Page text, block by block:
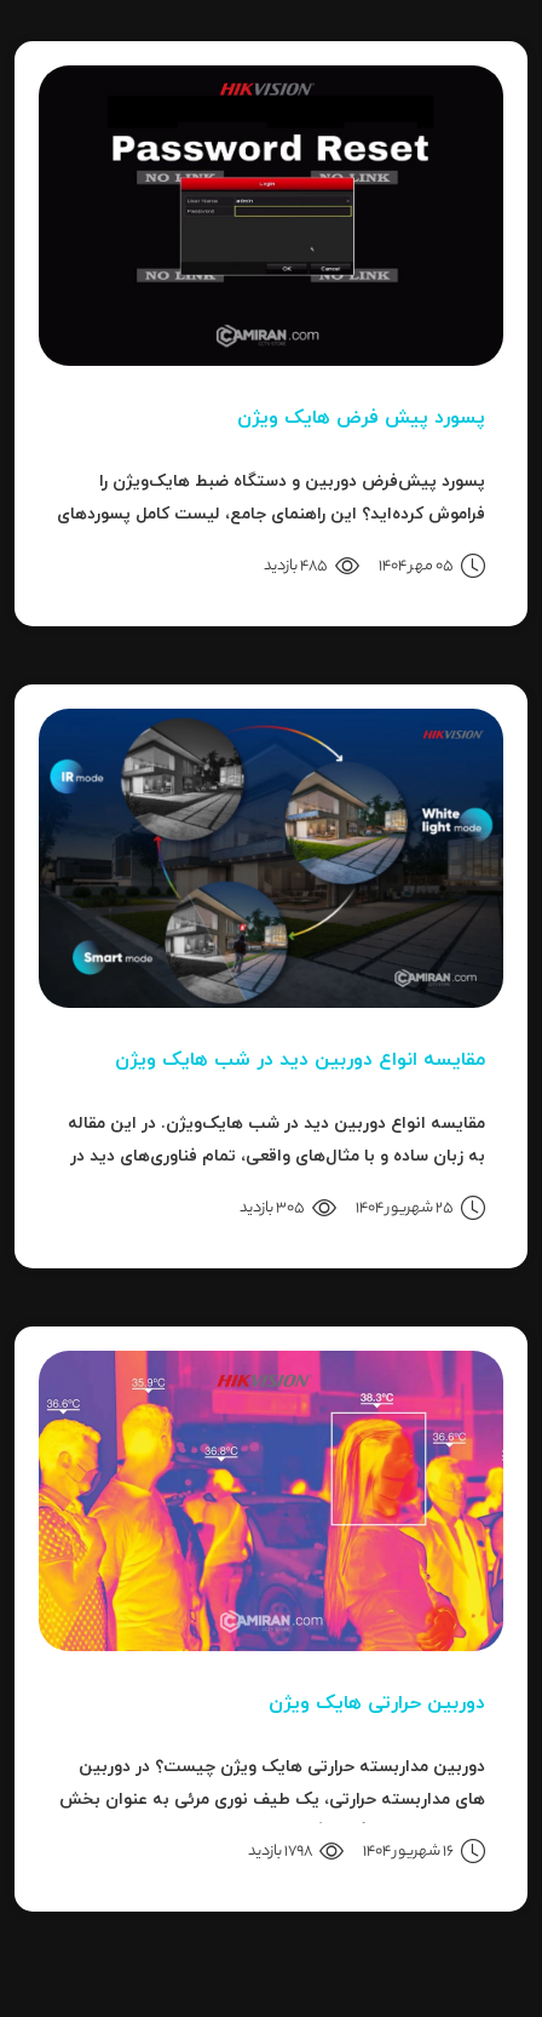
پسورد پیش فرض هایک ویژن
پسورد پیش‌فرض دوربین و دستگاه ضبط هایک‌ویژن را
فراموش کرده‌اید؟ این راهنمای جامع، لیست کامل پسوردهای
"Invalid Password" را آموزش می‌دهد.
05 مهر 1404 485 بازدید
مقایسه انواع دوربین دید در شب هایک‌ ویژن
مقایسه انواع دوربین دید در شب هایک‌ویژن. در این مقاله
به زبان ساده و با مثال‌های واقعی، تمام فناوری‌های دید در
25 شهریور 1404 305 بازدید
دوربین حرارتی هایک ویژن
دوربین مداربسته حرارتی هایک ویژن چیست؟ در دوربین
های مداربسته حرارتی، یک طیف نوری مرئی به عنوان بخش
سری دوربین هاست.
16 شهریور 1404 1798 بازدید